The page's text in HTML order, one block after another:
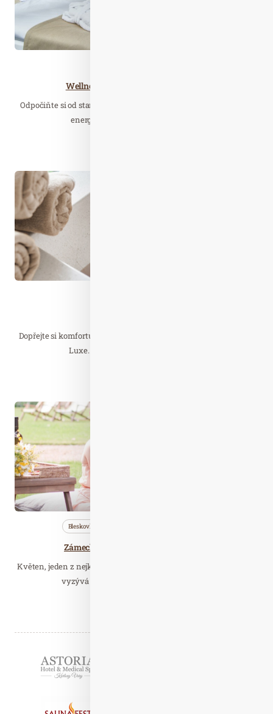
Wellness & Relax s 15% slevou & Léto
Odpočiňte si od starostí všedních dnů a přijeďte načerpat novou
energii do příjemné atmosféry Spa…
Dopřejte si komfortu a luxusu v nových a moderních pokojích De
Luxe. Skvělá snídaně, kvalitní víno…
Bleskovky
Zámecké pikniky v anglickém parku
Květen, jeden z nejkrásnějších měsíců v zámeckém parku, přímo
vyzývá k piknikům v trávě. Májový čas…